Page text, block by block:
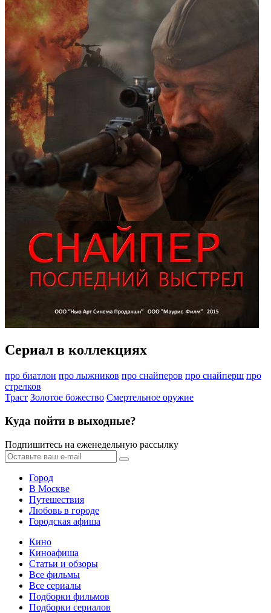
Сериал в коллекциях
про биатлон про лыжников про снайперов про снайперш про
стрелков
Траст Золотое божество Смертельное оружие
Куда пойти в выходные?
Подпишитесь на еженедельную рассылку
Город
В Москве
Путешествия
Любовь в городе
Городская афиша
Кино
Киноафиша
Статьи и обзоры
Все фильмы
Все сериалы
Подборки фильмов
Подборки сериалов